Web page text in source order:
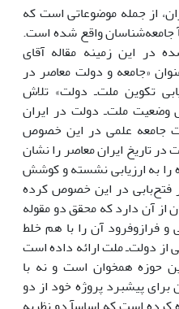
از جمله موضوعاتى است که
جامعه‌شناسان واقع شده است.
در این زمینه مقاله آقاى
«جامعه و دولت معاصر در
تکوین ملت‌ـ دولت» تلاش
ملت‌ـ دولت در ایران
جامعه علمى در این خصوص
تاریخ ایران معاصر را نشان
را به ارزیابى نشسته و کوشش
فتح‌بابى در این خصوص کرده
از آن دارد که محقق دو مقوله
فرازوفرود آن را با هم خلط
دولت‌ـ ملت ارائه داده است
حوزه همخوان است و نه با
پیشبرد پروژه خود از دو